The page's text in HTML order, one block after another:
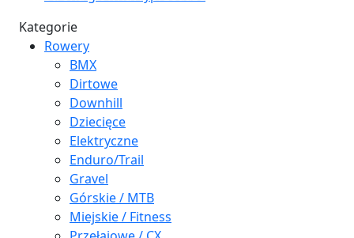
Kategorie
Rowery
BMX
Dirtowe
Downhill
Dziecięce
Elektryczne
Enduro/Trail
Gravel
Górskie / MTB
Miejskie / Fitness